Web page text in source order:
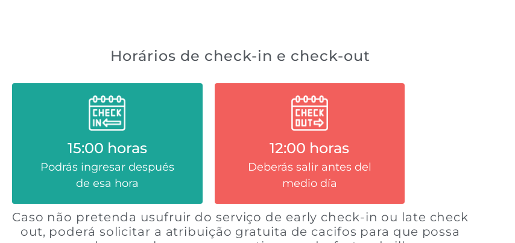
Horários de check-in e check-out
15:00 horas
Podrás ingresar después
de esa hora
Early check-in
Por un costo de $90.000 COP
para ingresos antes de las 9am
y $50.000 COP para ingresos
después de las 9am
12:00 horas
Deberás salir antes del
medio día
Late check-out
Por un costo de $50.000 COP
para salidas hasta las 17:00
horas y late check-out
extendido por $90.000 hasta
las 24:00 horas.
Caso não pretenda usufruir do serviço de early check-in ou late check
out, poderá solicitar a atribuição gratuita de cacifos para que possa